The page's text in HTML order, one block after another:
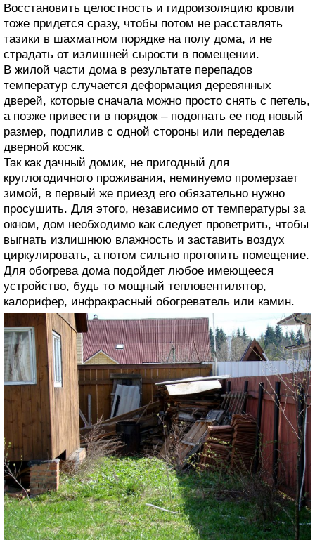
Восстановить целостность и гидроизоляцию кровли
тоже придется сразу, чтобы потом не расставлять
тазики в шахматном порядке на полу дома, и не
страдать от излишней сырости в помещении.
В жилой части дома в результате перепадов
температур случается деформация деревянных
дверей, которые сначала можно просто снять с петель,
а позже привести в порядок – подогнать ее под новый
размер, подпилив с одной стороны или переделав
дверной косяк.
Так как дачный домик, не пригодный для
круглогодичного проживания, неминуемо промерзает
зимой, в первый же приезд его обязательно нужно
просушить. Для этого, независимо от температуры за
окном, дом необходимо как следует проветрить, чтобы
выгнать излишнюю влажность и заставить воздух
циркулировать, а потом сильно протопить помещение.
Для обогрева дома подойдет любое имеющееся
устройство, будь то мощный тепловентилятор,
калорифер, инфракрасный обогреватель или камин.